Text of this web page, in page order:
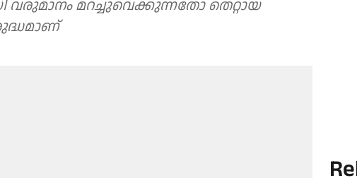
വരുമാനം മറച്ചുവെക്കുന്നതോ തെറ്റായ